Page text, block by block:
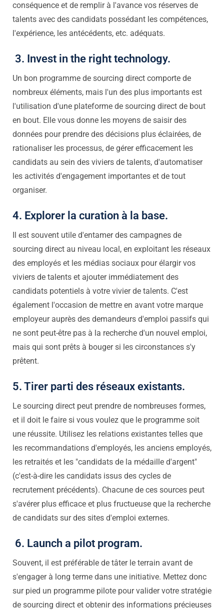
conséquence et de remplir à l'avance vos réserves de
talents avec des candidats possédant les compétences,
l'expérience, les antécédents, etc. adéquats.
3. Invest in the right technology.
Un bon programme de sourcing direct comporte de
nombreux éléments, mais l'un des plus importants est
l'utilisation d'une plateforme de sourcing direct de bout
en bout. Elle vous donne les moyens de saisir des
données pour prendre des décisions plus éclairées, de
rationaliser les processus, de gérer efficacement les
candidats au sein des viviers de talents, d'automatiser
les activités d'engagement importantes et de tout
organiser.
4. Explorer la curation à la base.
Il est souvent utile d'entamer des campagnes de
sourcing direct au niveau local, en exploitant les réseaux
des employés et les médias sociaux pour élargir vos
viviers de talents et ajouter immédiatement des
candidats potentiels à votre vivier de talents. C'est
également l'occasion de mettre en avant votre marque
employeur auprès des demandeurs d'emploi passifs qui
ne sont peut-être pas à la recherche d'un nouvel emploi,
mais qui sont prêts à bouger si les circonstances s'y
prêtent.
5. Tirer parti des réseaux existants.
Le sourcing direct peut prendre de nombreuses formes,
et il doit le faire si vous voulez que le programme soit
une réussite. Utilisez les relations existantes telles que
les recommandations d'employés, les anciens employés,
les retraités et les "candidats de la médaille d'argent"
(c'est-à-dire les candidats issus des cycles de
recrutement précédents). Chacune de ces sources peut
s'avérer plus efficace et plus fructueuse que la recherche
de candidats sur des sites d'emploi externes.
6. Launch a pilot program.
Souvent, il est préférable de tâter le terrain avant de
s'engager à long terme dans une initiative. Mettez donc
sur pied un programme pilote pour valider votre stratégie
de sourcing direct et obtenir des informations précieuses